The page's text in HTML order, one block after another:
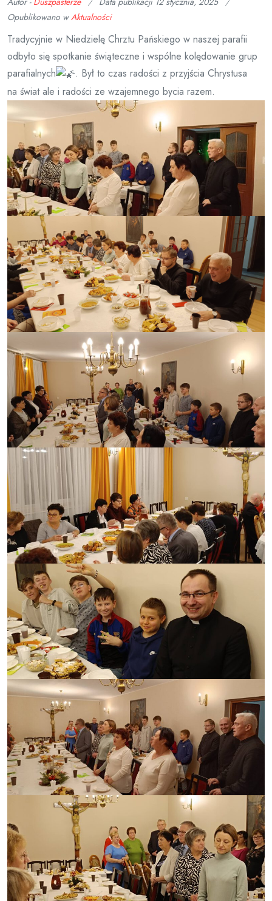
Opublikowano wAktualności
Tradycyjnie w Niedzielę Chrztu Pańskiego w naszej parafii
odbyło się spotkanie świąteczne i wspólne kolędowanie grup
parafialnych
. Był to czas radości z przyjścia Chrystusa
na świat ale i radości ze wzajemnego bycia razem.